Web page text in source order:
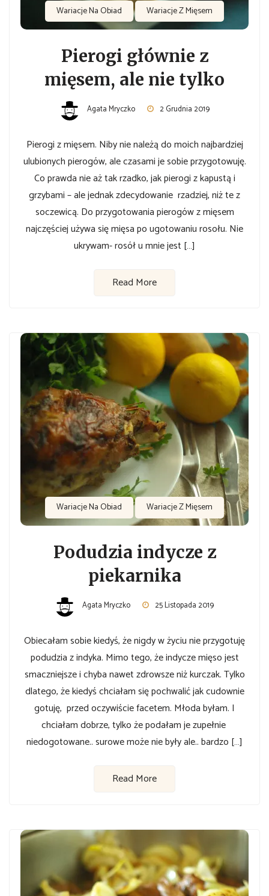
Wariacje Na Obiad Wariacje Z Mięsem
Pierogi głównie z
mięsem, ale nie tylko
Agata Mryczko 2 Grudnia 2019
Pierogi z mięsem. Niby nie należą do moich najbardziej
ulubionych pierogów, ale czasami je sobie przygotowuję.
Co prawda nie aż tak rzadko, jak pierogi z kapustą i
grzybami – ale jednak zdecydowanie rzadziej, niż te z
soczewicą. Do przygotowania pierogów z mięsem
najczęściej używa się mięsa po ugotowaniu rosołu. Nie
ukrywam- rosół u mnie jest […]
Read More
Wariacje Na Obiad Wariacje Z Mięsem
Podudzia indycze z
piekarnika
Agata Mryczko 25 Listopada 2019
Obiecałam sobie kiedyś, że nigdy w życiu nie przygotuję
podudzia z indyka. Mimo tego, że indycze mięso jest
smaczniejsze i chyba nawet zdrowsze niż kurczak. Tylko
dlatego, że kiedyś chciałam się pochwalić jak cudownie
gotuję, przed oczywiście facetem. Młoda byłam. I
chciałam dobrze, tylko że podałam je zupełnie
niedogotowane.. surowe może nie były ale.. bardzo […]
Read More